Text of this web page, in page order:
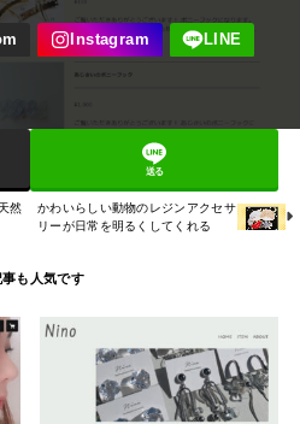
送る
然
かわいらしい動物のレジンアクセサ
リーが日常を明るくしてくれる